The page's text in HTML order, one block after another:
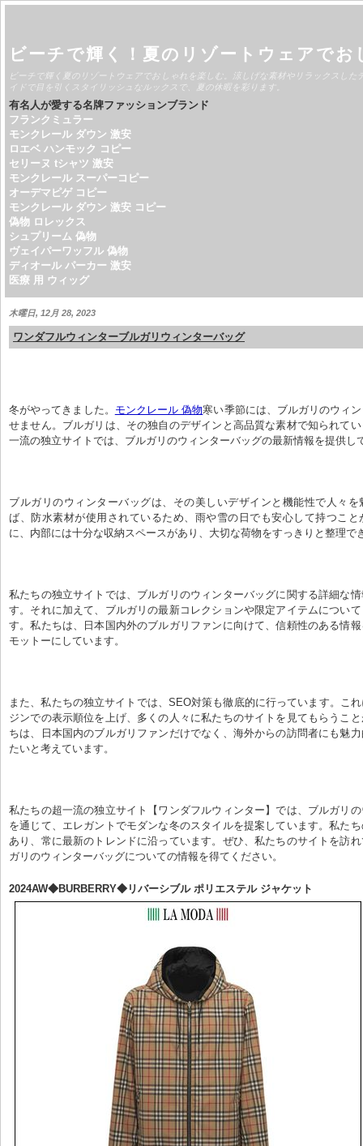
ビーチで輝く！夏のリゾートウェアでお
ビーチで輝く夏のリゾートウェアでおしゃれを楽しむ。涼しげな素材やリラックスし
イドで目を引くスタイリッシュなルックスで、夏の休暇を彩ります。
有名人が愛する名牌ファッションブランド
フランクミュラー
モンクレール ダウン 激安
ロエベ ハンモック コピー
セリーヌ tシャツ 激安
モンクレール スーパーコピー
オーデマピゲ コピー
モンクレール ダウン 激安 コピー
偽物 ロレックス
シュプリーム 偽物
ヴェイパーワッフル 偽物
ディオール パーカー 激安
医療 用 ウィッグ
木曜日, 12月 28, 2023
ワンダフルウィンターブルガリウィンターバッグ
冬がやってきました。 モンクレール 偽物寒い季節には、ブルガリのウィ
せません。ブルガリは、その独自のデザインと高品質な素材で知られて
一流の独立サイトでは、ブルガリのウィンターバッグの最新情報を提供し
ブルガリのウィンターバッグは、その美しいデザインと機能性で人々を
ば、防水素材が使用されているため、雨や雪の日でも安心して持つこと
に、内部には十分な収納スペースがあり、大切な荷物をすっきりと整理で
私たちの独立サイトでは、ブルガリのウィンターバッグに関する詳細な
す。それに加えて、ブルガリの最新コレクションや限定アイテムについ
す。私たちは、日本国内外のブルガリファンに向けて、信頼性のある情
モットーにしています。
また、私たちの独立サイトでは、SEO対策も徹底的に行っています。こ
ジンでの表示順位を上げ、多くの人々に私たちのサイトを見てもらうこ
ちは、日本国内のブルガリファンだけでなく、海外からの訪問者にも魅
たいと考えています。
私たちの超一流の独立サイト【ワンダフルウィンター】では、ブルガリ
を通じて、エレガントでモダンな冬のスタイルを提案しています。私た
あり、常に最新のトレンドに沿っています。ぜひ、私たちのサイトを訪
ガリのウィンターバッグについての情報を得てください。
2024AW◆BURBERRY◆リバーシブル ポリエステル ジャケット